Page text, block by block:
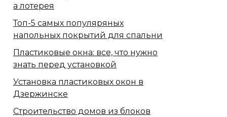
а лотерея
Топ-5 самых популяряных
напольных покрытий для спальни
Пластиковые окна: все, что нужно
знать перед установкой
Установка пластиковых окон в
Дзержинске
Строительство домов из блоков